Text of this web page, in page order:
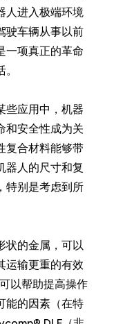
人进入极端环境
驶车辆从事以前
一项真正的革命
些应用中，机器
和安全性成为关
复合材料能够带
器人的尺寸和复
特别是考虑到所
状的金属，可以
运输更重的有效
以帮助提高操作
能的因素（在特